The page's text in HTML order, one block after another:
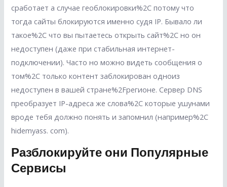
сработает а случае геоблокировки%2C потому что
тогда сайты блокируются именно судя IP. Бывало ли
такое%2C что вы пытаетесь открыть сайт%2C но он
недоступен (даже при стабильная интернет-
подключении). Часто но можно видеть сообщения о
том%2C только контент заблокирован одноиз
недоступен в вашей стране%2Fрегионе. Сервер DNS
преобразует IP-адреса же слова%2C которые ушунами
вроде тебя должно понять и запомнил (например%2C
hidemyass. com).
Разблокируйте они Популярные
Сервисы